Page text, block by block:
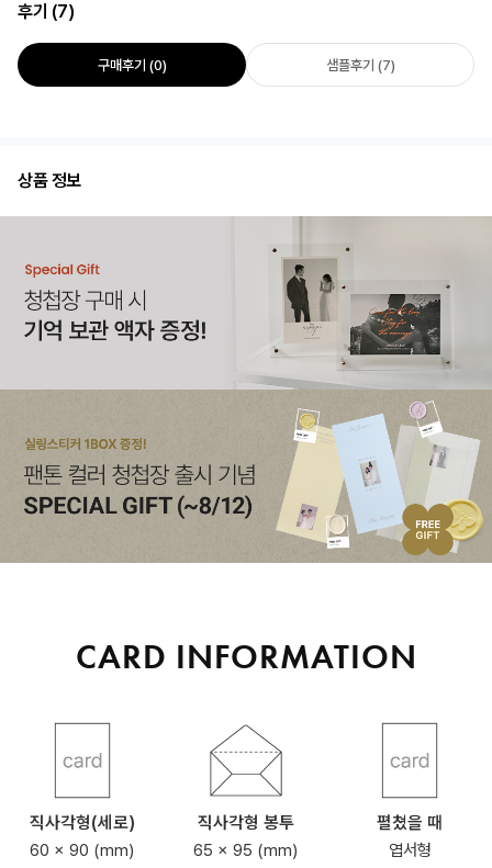
후기 (7)
구매후기 (0) 샘플후기 (7)
상품 정보
CARD INFORMATION
직사각형(세로)
60 x 90 (mm)
직사각형 봉투
65 x 95 (mm)
펼쳤을 때
엽서형